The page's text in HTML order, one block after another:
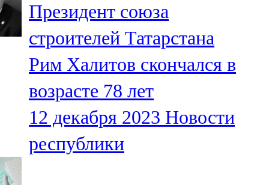
106,1 FM
Түбән Кама
102,6 FM
Чирмешән
107,7 FM
Чистай
Президент союза
строителей Татарстана
Рим Халитов скончался в
возрасте 78 лет
12 декабря 2023 Новости
республики